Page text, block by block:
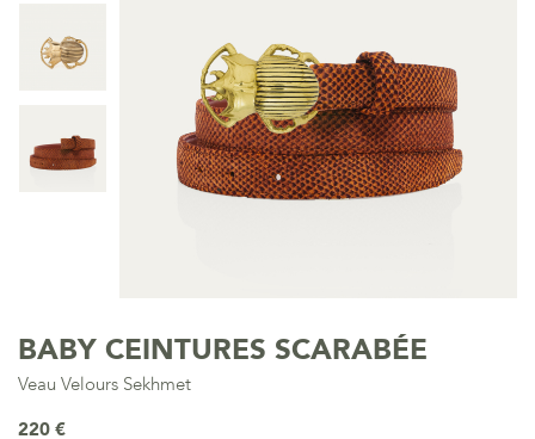
BABY CEINTURES SCARABÉE
Veau Velours Sekhmet
220 €